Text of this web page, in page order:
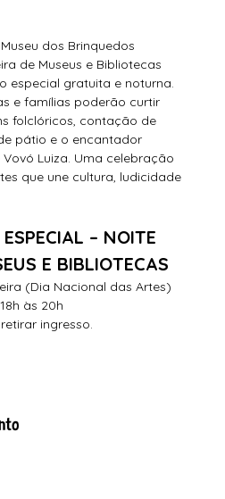
dos Brinquedos
de Museus e Bibliotecas
especial gratuita e noturna.
e famílias poderão curtir
folclóricos, contação de
pátio e o encantador
Luiza. Uma celebração
que une cultura, ludicidade
– NOITE
E BIBLIOTECAS
(Dia Nacional das Artes)
às 20h
ingresso.